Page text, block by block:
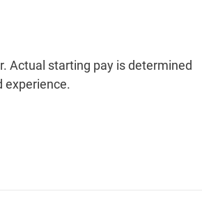
Actual starting pay is determined
experience.